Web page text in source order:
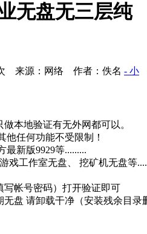
无盘无三层纯
来源：网络 作者：佚名 - 小
本地验证有无外网都可以。
他任何功能不受限制！
最新版9929等.........
戏工作室无盘、 挖矿机无盘等
写帐号密码）打开验证即可
无盘 请卸载干净（安装残余目